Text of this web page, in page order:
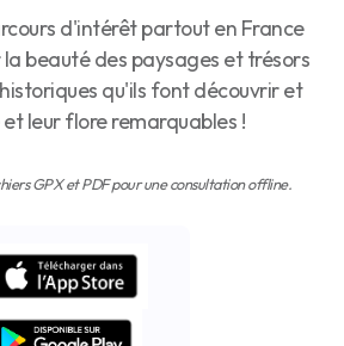
d'intérêt partout en France
beauté des paysages et trésors
qu'ils font découvrir et
leur flore remarquables !
GPX et PDF pour une consultation offline.